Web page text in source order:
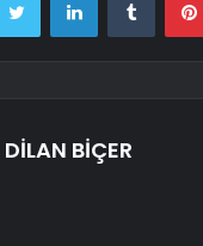
DİLAN BİÇER